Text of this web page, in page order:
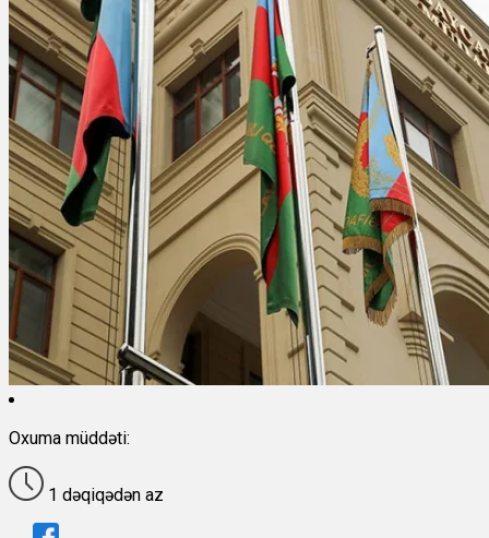
Oxuma müddəti:
1 dəqiqədən az